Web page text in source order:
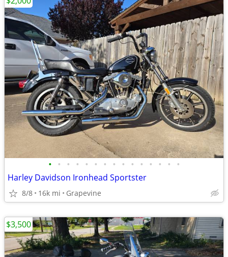
• • • • • • • • • • • • • • •
Harley Davidson Ironhead Sportster
8/8 16k mi Grapevine
$3,500